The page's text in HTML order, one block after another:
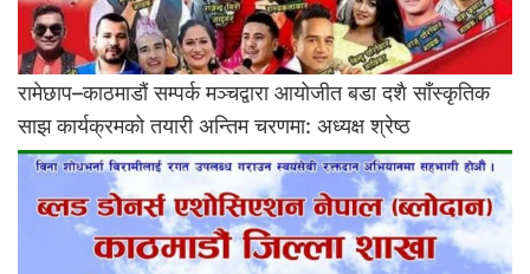
रामेछाप–काठमाडौं सम्पर्क मञ्चद्वारा आयोजीत बडा दशै साँस्कृतिक
साझ कार्यक्रमको तयारी अन्तिम चरणमा: अध्यक्ष श्रेष्ठ